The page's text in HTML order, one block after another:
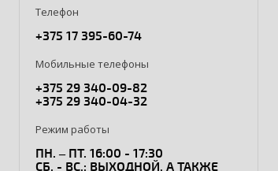
Телефон
+375 17 395-60-74
Мобильные телефоны
+375 29 340-09-82
+375 29 340-04-32
Режим работы
ПН. – ПТ. 16:00 - 17:30
СБ. - ВС.: ВЫХОДНОЙ, А ТАКЖЕ